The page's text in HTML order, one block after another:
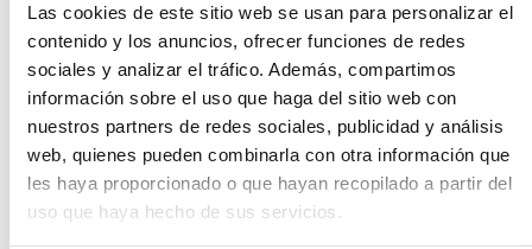
Las cookies de este sitio web se usan para personalizar el
contenido y los anuncios, ofrecer funciones de redes
sociales y analizar el tráfico. Además, compartimos
información sobre el uso que haga del sitio web con
nuestros partners de redes sociales, publicidad y análisis
web, quienes pueden combinarla con otra información que
les haya proporcionado o que hayan recopilado a partir del
uso que haya hecho de sus servicios.
chevron_left chevron_right